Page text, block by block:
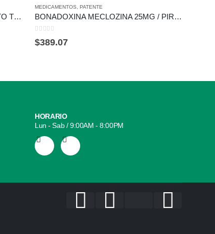
ULTRA BENGUE, GEL CON EFECTO TÉRMICO, LIDOCAÍNA, NAPROXENO, TUBO CON 35G
MEDICAMENTOS PATENTE
BONADOXINA MECLOZINA 25MG / PIRIDOXINA 50MG C/25 TAB.
0
$389.07
HORARIO
Lun - Sab / 9:00AM - 8:00PM